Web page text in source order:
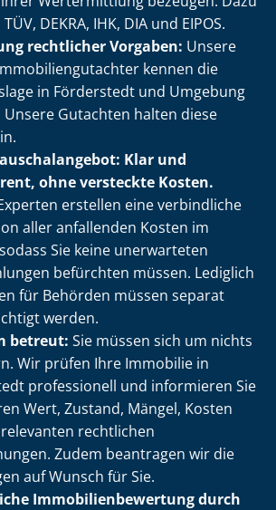
DEKRA, IHK, DIA und EIPOS.
rechtlicher Vorgaben: Unsere
kennen die
in Förderstedt und Umgebung
Unsere Gutachten halten diese
Klar und
ohne versteckte Kosten.
erstellen eine verbindliche
aller anfallenden Kosten im
Sie keine unerwarteten
befürchten müssen. Lediglich
für Behörden müssen separat
werden.
betreut: Sie müssen sich um nichts
Wir prüfen Ihre Immobilie in
professionell und informieren Sie
Wert, Zustand, Mängel, Kosten
rechtlichen
Zudem beantragen wir die
auf Wunsch für Sie.
Im­mo­bi­li­en­be­wer­tung durch